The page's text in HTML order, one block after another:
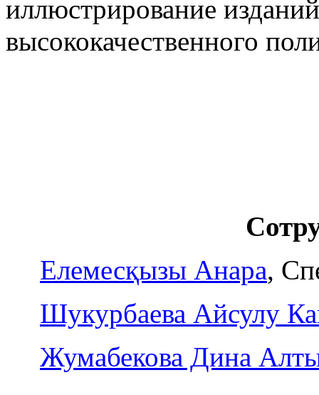
иллюстрирование
высококачественного
Елемесқызы Анара,
Шукурбаева Айсулу
Жумабекова Дина